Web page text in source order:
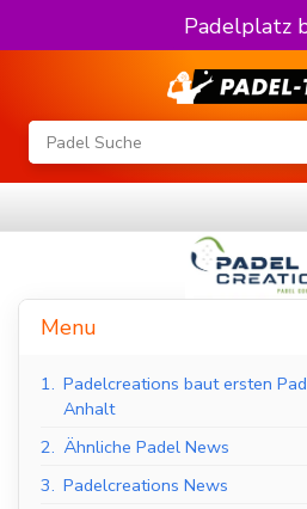
Padelplatz
Menu
1. Padelcreations baut ersten
Anhalt
2. Ähnliche Padel News
3. Padelcreations News